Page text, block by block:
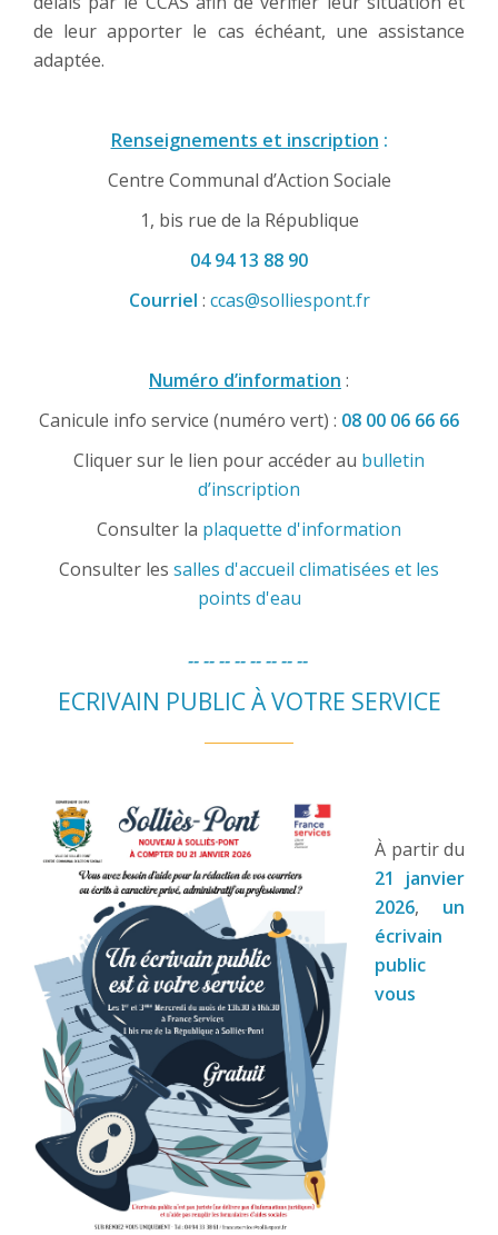
de leur apporter le cas échéant, une assistance
adaptée.
Renseignements et inscription :
Centre Communal d’Action Sociale
1, bis rue de la République
04 94 13 88 90
Courriel : ccas@solliespont.fr
Numéro d’information :
Canicule info service (numéro vert) : 08 00 06 66 66
Cliquer sur le lien pour accéder au bulletin
d’inscription
Consulter la plaquette d'information
Consulter les salles d'accueil climatisées et les
points d'eau
-- -- -- -- -- -- -- --
ECRIVAIN PUBLIC À VOTRE SERVICE
À partir du
21 janvier
2026, un
écrivain
public
vous